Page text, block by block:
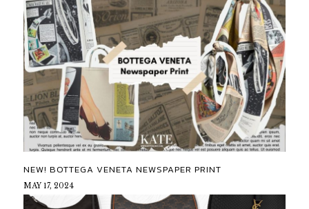
NEW! BOTTEGA VENETA NEWSPAPER PRINT
MAY 17, 2024